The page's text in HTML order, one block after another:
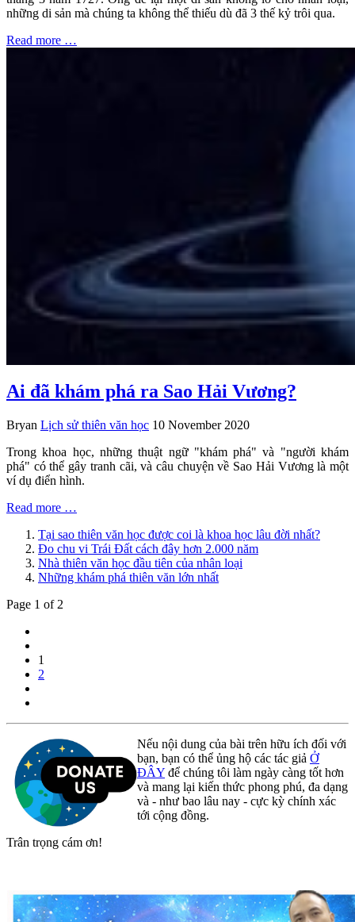
những di sản mà chúng ta không thể thiếu dù đã 3 thế kỷ trôi qua.
Read more …
Ai đã khám phá ra Sao Hải Vương?
Bryan Lịch sử thiên văn học 10 November 2020
Trong khoa học, những thuật ngữ "khám phá" và "người khám
phá" có thể gây tranh cãi, và câu chuyện về Sao Hải Vương là một
ví dụ điển hình.
Read more …
Tại sao thiên văn học được coi là khoa học lâu đời nhất?
Đo chu vi Trái Đất cách đây hơn 2.000 năm
Nhà thiên văn học đầu tiên của nhân loại
Những khám phá thiên văn lớn nhất
Page 1 of 2
1
2
Nếu nội dung của bài trên hữu ích đối với
bạn, bạn có thể ủng hộ các tác giả Ở
ĐÂY để chúng tôi làm ngày càng tốt hơn
và mang lại kiến thức phong phú, đa dạng
và - như bao lâu nay - cực kỳ chính xác
tới cộng đồng.
Trân trọng cám ơn!